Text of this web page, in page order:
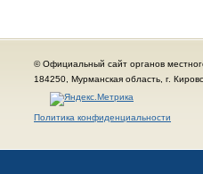
© Официальный сайт органов
184250, Мурманская область, г.
Политика конфиденциальности